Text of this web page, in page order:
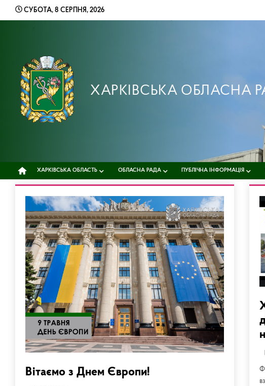
СУБОТА, 8 СЕРПНЯ, 2026
ХАРКІВСЬКА ОБЛАСНА
ХАРКІВСЬКА ОБЛАСТЬ ОБЛАСНА РАДА ПУБЛІЧНА ІНФОРМАЦІЯ
Вітаємо з Днем Європи!